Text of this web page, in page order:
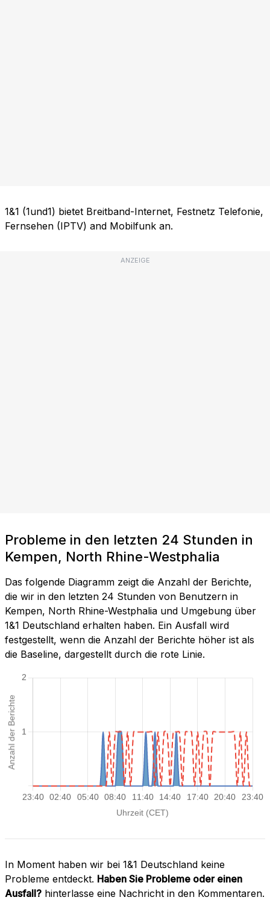
1&1 (1und1) bietet Breitband-Internet, Festnetz Telefonie,
Fernsehen (IPTV) and Mobilfunk an.
ANZEIGE
Probleme in den letzten 24 Stunden in
Kempen, North Rhine-Westphalia
Das folgende Diagramm zeigt die Anzahl der Berichte,
die wir in den letzten 24 Stunden von Benutzern in
Kempen, North Rhine-Westphalia und Umgebung über
1&1 Deutschland erhalten haben. Ein Ausfall wird
festgestellt, wenn die Anzahl der Berichte höher ist als
die Baseline, dargestellt durch die rote Linie.
In Moment haben wir bei 1&1 Deutschland keine
Probleme entdeckt. Haben Sie Probleme oder einen
Ausfall? hinterlasse eine Nachricht in den Kommentaren.